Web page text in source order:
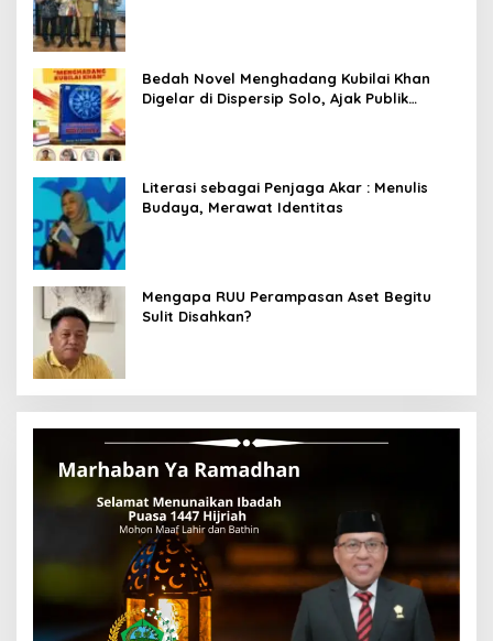
Bedah Novel Menghadang Kubilai Khan
Digelar di Dispersip Solo, Ajak Publik
Literasi sebagai Penjaga Akar : Menulis
Budaya, Merawat Identitas
Mengapa RUU Perampasan Aset Begitu
Sulit Disahkan?